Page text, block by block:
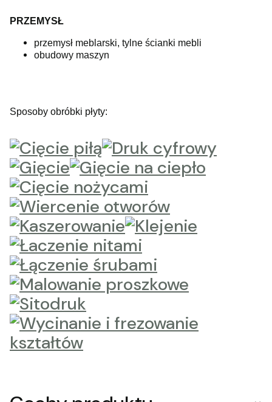
PRZEMYSŁ
przemysł meblarski, tylne ścianki mebli
obudowy maszyn
Sposoby obróbki płyty: